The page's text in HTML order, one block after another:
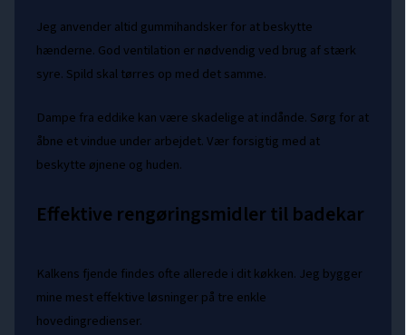
Jeg anvender altid gummihandsker for at beskytte
hænderne. God ventilation er nødvendig ved brug af stærk
syre. Spild skal tørres op med det samme.
Dampe fra eddike kan være skadelige at indånde. Sørg for at
åbne et vindue under arbejdet. Vær forsigtig med at
beskytte øjnene og huden.
Effektive rengøringsmidler til badekar
Kalkens fjende findes ofte allerede i dit køkken. Jeg bygger
mine mest effektive løsninger på tre enkle
hovedingredienser.